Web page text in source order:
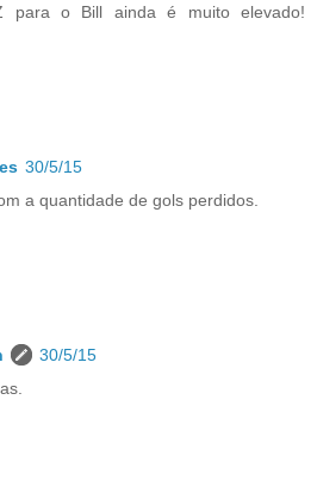
para o Bill ainda é muito elevado!
30/5/15
a quantidade de gols perdidos.
30/5/15